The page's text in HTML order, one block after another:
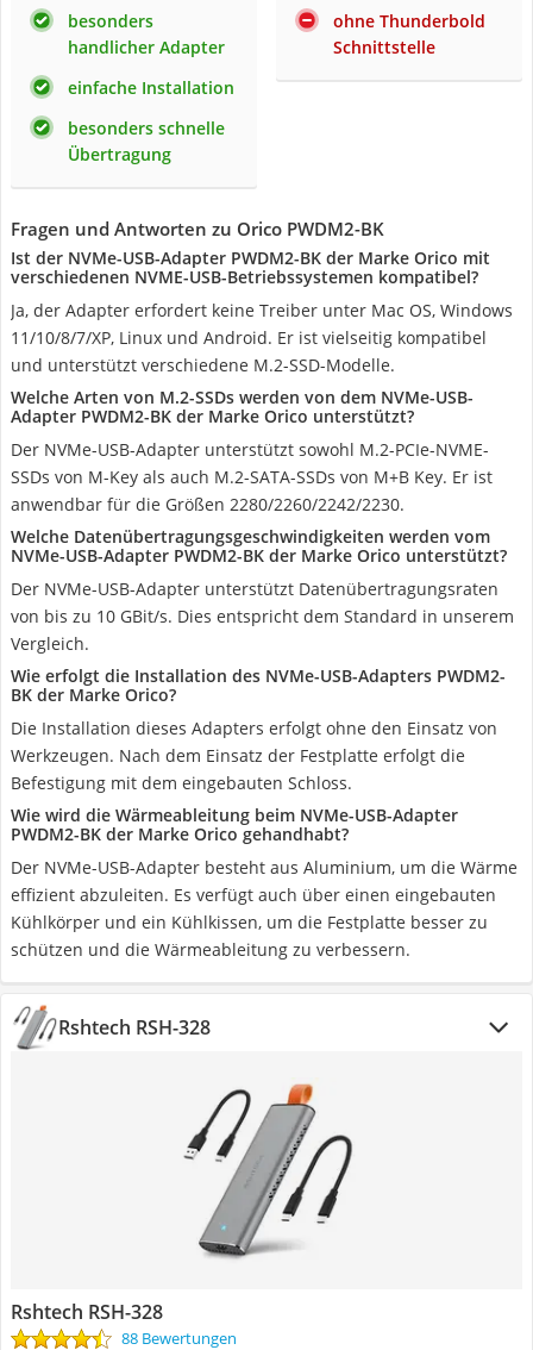
besonders
handlicher Adapter
einfache Installation
besonders schnelle
Übertragung
ohne Thunderbold
Schnittstelle
Fragen und Antworten zu Orico PWDM2-BK
Ist der NVMe-USB-Adapter PWDM2-BK der Marke Orico mit
verschiedenen NVME-USB-Betriebssystemen kompatibel?
Ja, der Adapter erfordert keine Treiber unter Mac OS, Windows
11/10/8/7/XP, Linux und Android. Er ist vielseitig kompatibel
und unterstützt verschiedene M.2-SSD-Modelle.
Welche Arten von M.2-SSDs werden von dem NVMe-USB-
Adapter PWDM2-BK der Marke Orico unterstützt?
Der NVMe-USB-Adapter unterstützt sowohl M.2-PCIe-NVME-
SSDs von M-Key als auch M.2-SATA-SSDs von M+B Key. Er ist
anwendbar für die Größen 2280/2260/2242/2230.
Welche Datenübertragungsgeschwindigkeiten werden vom
NVMe-USB-Adapter PWDM2-BK der Marke Orico unterstützt?
Der NVMe-USB-Adapter unterstützt Datenübertragungsraten
von bis zu 10 GBit/s. Dies entspricht dem Standard in unserem
Vergleich.
Wie erfolgt die Installation des NVMe-USB-Adapters PWDM2-
BK der Marke Orico?
Die Installation dieses Adapters erfolgt ohne den Einsatz von
Werkzeugen. Nach dem Einsatz der Festplatte erfolgt die
Befestigung mit dem eingebauten Schloss.
Wie wird die Wärmeableitung beim NVMe-USB-Adapter
PWDM2-BK der Marke Orico gehandhabt?
Der NVMe-USB-Adapter besteht aus Aluminium, um die Wärme
effizient abzuleiten. Es verfügt auch über einen eingebauten
Kühlkörper und ein Kühlkissen, um die Festplatte besser zu
schützen und die Wärmeableitung zu verbessern.
Rshtech RSH-328
Rshtech RSH-328
88 Bewertungen